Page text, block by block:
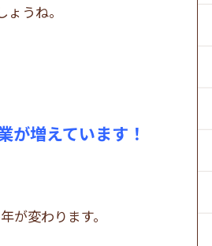
うね。
が増えています！
が変わります。